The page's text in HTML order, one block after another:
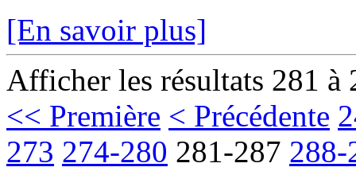
[En savoir plus]
Afficher les résultats 281 à
<< Première < Précédente
273 274-280 281-287 288-